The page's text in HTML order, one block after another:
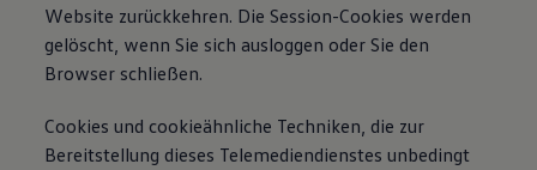
Website zurückkehren. Die Session-Cookies werden
gelöscht, wenn Sie sich ausloggen oder Sie den
Browser schließen.
Cookies und cookieähnliche Techniken, die zur
Bereitstellung dieses Telemediendienstes unbedingt